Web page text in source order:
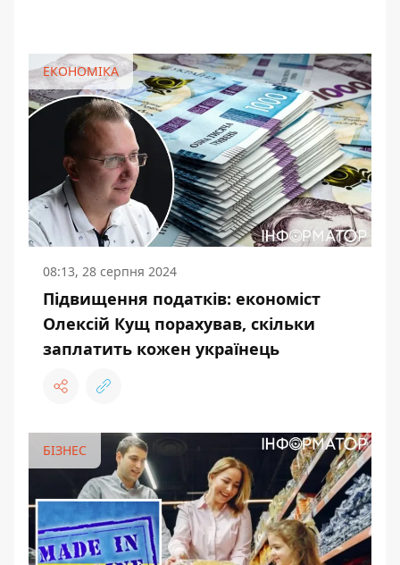
ЕКОНОМІКА
08:13, 28 серпня 2024
Підвищення податків: економіст
Олексій Кущ порахував, скільки
заплатить кожен українець
БІЗНЕС